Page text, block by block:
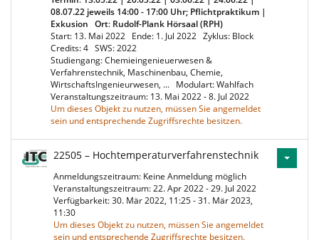
08.07.22 jeweils 14:00 - 17:00 Uhr; Pflichtpraktikum |
Exkusion Ort: Rudolf-Plank Hörsaal (RPH)
Start: 13. Mai 2022 Ende: 1. Jul 2022 Zyklus: Block
Credits: 4 SWS: 2022
Studiengang: Chemieingenieuerwesen &
Verfahrenstechnik, Maschinenbau, Chemie,
WirtschaftsIngenieurwesen, ... Modulart: Wahlfach
Veranstaltungszeitraum: 13. Mai 2022 - 8. Jul 2022
Um dieses Objekt zu nutzen, müssen Sie angemeldet
sein und entsprechende Zugriffsrechte besitzen.
22505 – Hochtemperaturverfahrenstechnik
Anmeldungszeitraum: Keine Anmeldung möglich
Veranstaltungszeitraum: 22. Apr 2022 - 29. Jul 2022
Verfügbarkeit: 30. Mär 2022, 11:25 - 31. Mär 2023,
11:30
Um dieses Objekt zu nutzen, müssen Sie angemeldet
sein und entsprechende Zugriffsrechte besitzen.